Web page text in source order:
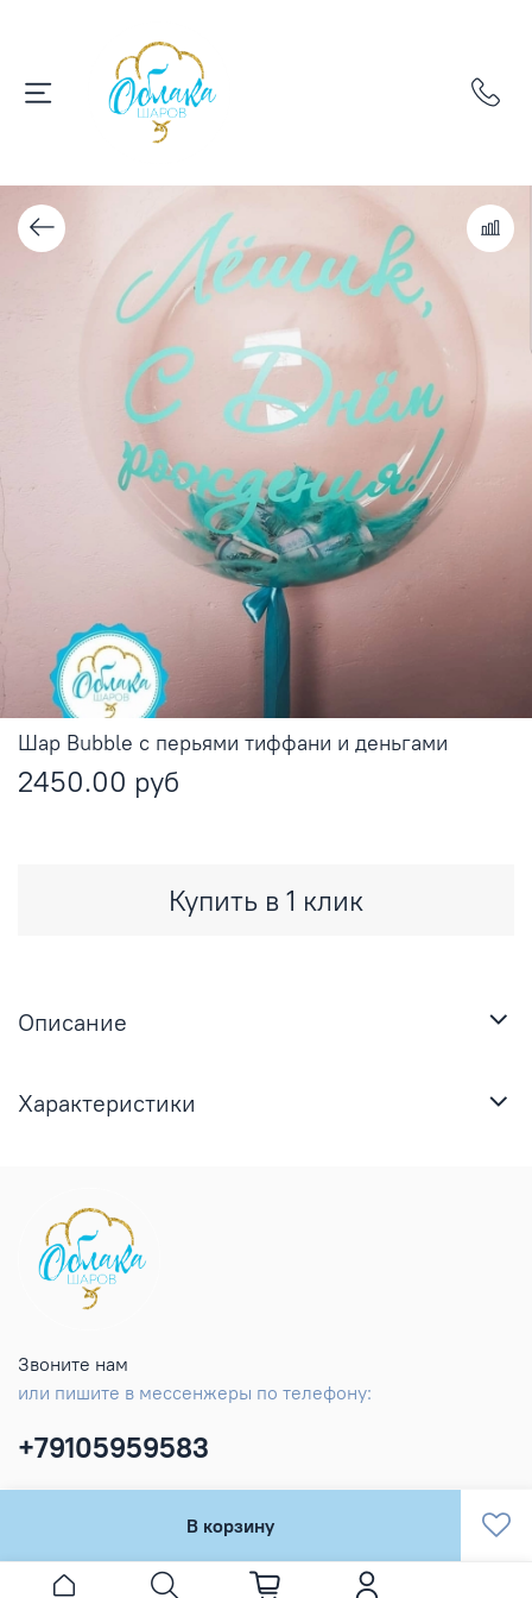
Шар Bubble с перьями тиффани и деньгами
2450.00 руб
В корзину
Купить в 1 клик
Описание
Характеристики
Звоните нам
или пишите в мессенжеры по телефону:
+79105959583